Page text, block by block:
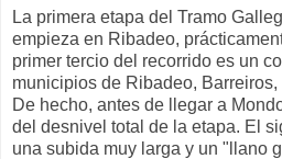
La primera etapa del Tramo
empieza en Ribadeo,
primer tercio del recorrido es un
municipios de Ribadeo,
De hecho, antes de llegar a
del desnivel total de la etapa. El
una subida muy larga y un "llano